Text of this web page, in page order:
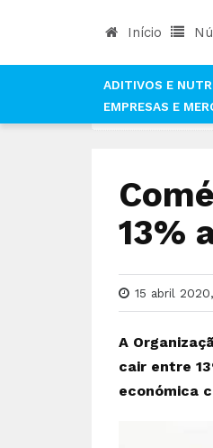
Início
ADITIVOS E
EMPRESAS E
13%
15 abril
A
cair entre
económica